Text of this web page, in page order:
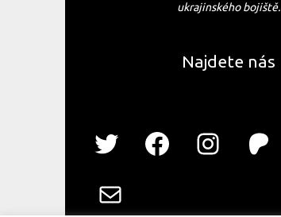
ukrajinského bojiště.
Najdete nás